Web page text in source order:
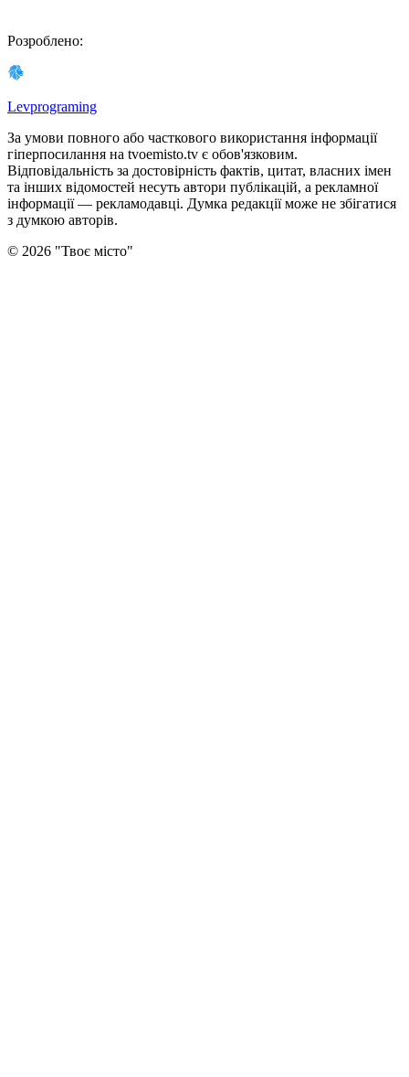
Розроблено:
Levprograming
За умови повного або часткового використання iнформацiї
гіперпосилання на tvoemisto.tv є обов'язковим.
Відповідальність за достовірність фактів, цитат, власних імен
та інших відомостей несуть автори публікацій, а рекламної
інформації — рекламодавці. Думка редакцiї може не збiгатися
з думкою авторiв.
© 2026 "Твоє місто"